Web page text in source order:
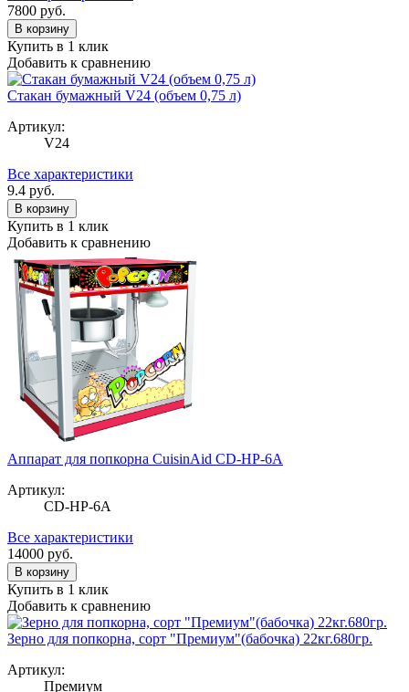
7800 руб.
В корзину
Купить в 1 клик
Добавить к сравнению
Стакан бумажный V24 (объем 0,75 л)
Артикул:
V24
Все характеристики
9.4 руб.
В корзину
Купить в 1 клик
Добавить к сравнению
Аппарат для попкорна CuisinAid CD-HP-6A
Артикул:
CD-HP-6A
Все характеристики
14000 руб.
В корзину
Купить в 1 клик
Добавить к сравнению
Зерно для попкорна, сорт "Премиум"(бабочка) 22кг.680гр.
Артикул:
Премиум